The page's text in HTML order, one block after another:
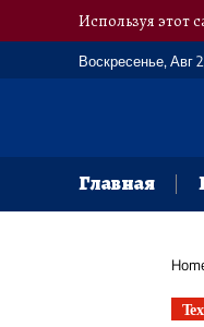
Используя этот
Воскресенье, Авг
Главная